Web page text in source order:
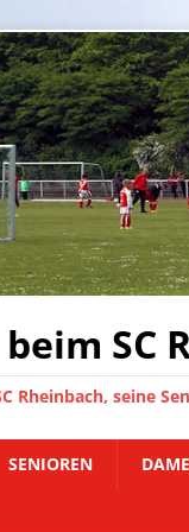
SC
Rheinbach, seine
SENIOREN